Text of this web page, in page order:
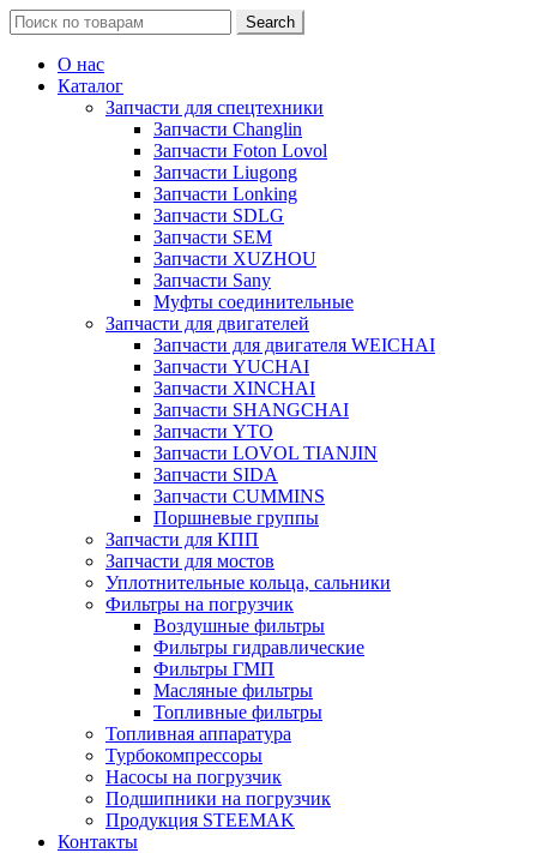
Search
for:
Search
О нас
Каталог
Запчасти для спецтехники
Запчасти Changlin
Запчасти Foton Lovol
Запчасти Liugong
Запчасти Lonking
Запчасти SDLG
Запчасти SEM
Запчасти XUZHOU
Запчасти Sany
Муфты соединительные
Запчасти для двигателей
Запчасти для двигателя WEICHAI
Запчасти YUCHAI
Запчасти XINCHAI
Запчасти SHANGCHAI
Запчасти YTO
Запчасти LOVOL TIANJIN
Запчасти SIDA
Запчасти CUMMINS
Поршневые группы
Запчасти для КПП
Запчасти для мостов
Уплотнительные кольца, сальники
Фильтры на погрузчик
Воздушные фильтры
Фильтры гидравлические
Фильтры ГМП
Масляные фильтры
Топливные фильтры
Топливная аппаратура
Турбокомпрессоры
Насосы на погрузчик
Подшипники на погрузчик
Продукция STEEMAK
Контакты